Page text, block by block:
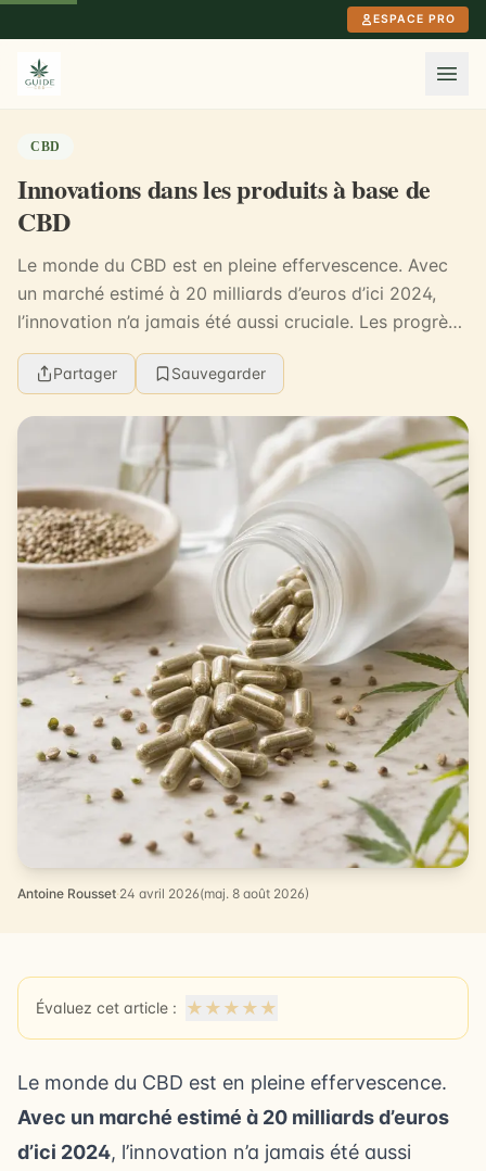
ESPACE PRO
CBD
Innovations dans les produits à base de
CBD
Le monde du CBD est en pleine effervescence. Avec
un marché estimé à 20 milliards d’euros d’ici 2024,
l’innovation n’a jamais été aussi cruciale. Les progrès
technologiques, les nouvelles formulations...
Partager Sauvegarder
Antoine Rousset·24 avril 2026(maj. 8 août 2026)
Évaluez cet article : ★ ★ ★ ★ ★
Le monde du CBD est en pleine effervescence.
Avec un marché estimé à 20 milliards d’euros
d’ici 2024, l’innovation n’a jamais été aussi